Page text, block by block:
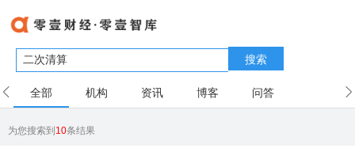
搜索
全部 机构 资讯 博客 问答
为您搜索到10条结果